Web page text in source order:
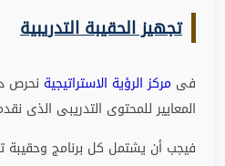
تجهيز الحقيبة التدريبية
فى مركز الرؤية الاستراتيجية نحرص
المعايير للمحتوى التدريبى الذى
فيجب أن يشتمل كل برنامج وحقيبة